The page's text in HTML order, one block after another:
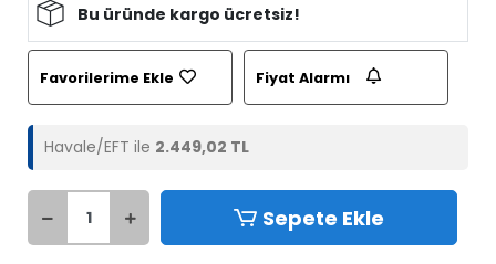
Bu üründe kargo ücretsiz!
Favorilerime Ekle Fiyat Alarmı
Havale/EFT ile 2.449,02 TL
Sepete Ekle